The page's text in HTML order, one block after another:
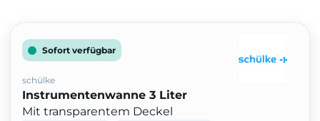
Sofort verfügbar
schülke
Instrumentenwanne 3 Liter
Mit transparentem Deckel